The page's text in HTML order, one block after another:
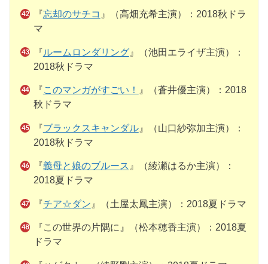
『忘却のサチコ 』（高畑充希主演）：2018秋ドラ
マ
『ルームロンダリング』（池田エライザ主演）：
2018秋ドラマ
『このマンガがすごい！
』（蒼井優主演）：2018
秋ドラマ
『ブラックスキャンダル』（山口紗弥加主演）：
2018秋ドラマ
『義母と娘のブルース 』（綾瀬はるか主演）：
2018夏ドラマ
『チア☆ダン 』（土屋太鳳主演）：2018夏ドラマ
『この世界の片隅に』（松本穂香主演）：2018夏
ドラマ